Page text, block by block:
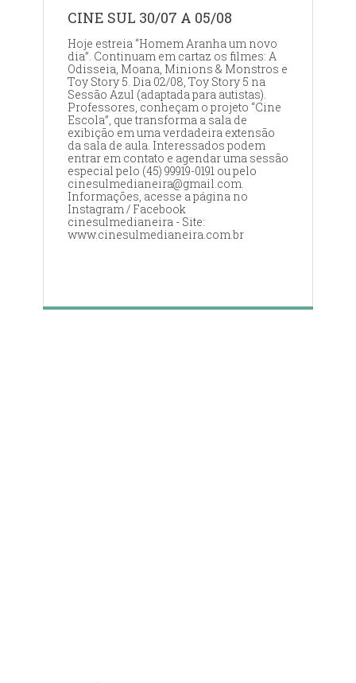
CINE SUL 30/07 A 05/08
Hoje estreia “Homem Aranha um novo
dia”. Continuam em cartaz os filmes: A
Odisseia, Moana, Minions & Monstros e
Toy Story 5. Dia 02/08, Toy Story 5 na
Sessão Azul (adaptada para autistas).
Professores, conheçam o projeto “Cine
Escola”, que transforma a sala de
exibição em uma verdadeira extensão
da sala de aula. Interessados podem
entrar em contato e agendar uma sessão
especial pelo (45) 99919-0191 ou pelo
cinesulmedianeira@gmail.com.
Informações, acesse a página no
Instagram / Facebook
cinesulmedianeira - Site:
www.cinesulmedianeira.com.br